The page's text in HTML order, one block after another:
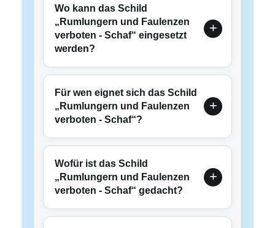
Wo kann das Schild
„Rumlungern und Faulenzen
verboten - Schaf“ eingesetzt
werden?
Für wen eignet sich das Schild
„Rumlungern und Faulenzen
verboten - Schaf“?
Wofür ist das Schild
„Rumlungern und Faulenzen
verboten - Schaf“ gedacht?